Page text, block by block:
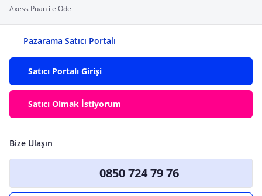
Axess Puan ile Öde
Pazarama Satıcı Portalı
Satıcı Portalı Girişi
Satıcı Olmak İstiyorum
Bize Ulaşın
0850 724 79 76